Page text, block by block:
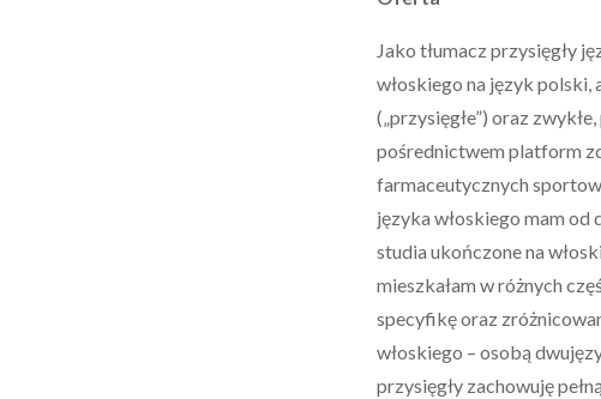
Jako tłumacz przysięgły
włoskiego na język polski,
(„przysięgłe”) oraz
pośrednictwem platform
farmaceutycznych
języka włoskiego mam
studia ukończone na
mieszkałam w różnych
specyfikę oraz
włoskiego – osobą
przysięgły zachowuję